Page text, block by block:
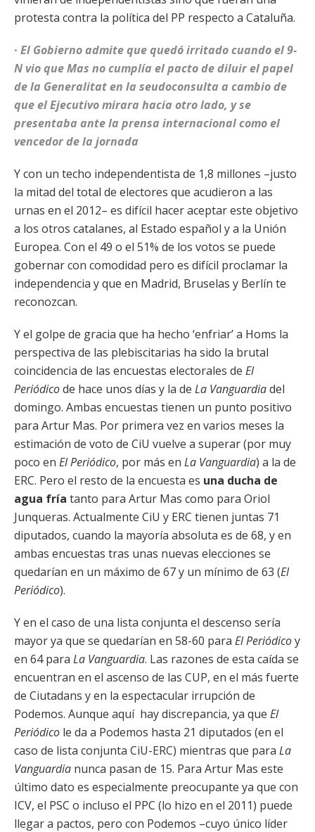
protesta contra la política del PP respecto a Cataluña.
· El Gobierno admite que quedó irritado cuando el 9-
N vio que Mas no cumplía el pacto de diluir el papel
de la Generalitat en la seudoconsulta a cambio de
que el Ejecutivo mirara hacia otro lado, y se
presentaba ante la prensa internacional como el
vencedor de la jornada
Y con un techo independentista de 1,8 millones –justo
la mitad del total de electores que acudieron a las
urnas en el 2012– es difícil hacer aceptar este objetivo
a los otros catalanes, al Estado español y a la Unión
Europea. Con el 49 o el 51% de los votos se puede
gobernar con comodidad pero es difícil proclamar la
independencia y que en Madrid, Bruselas y Berlín te
reconozcan.
Y el golpe de gracia que ha hecho ‘enfriar’ a Homs la
perspectiva de las plebiscitarias ha sido la brutal
coincidencia de las encuestas electorales de El
Periódicode hace unos días y la de La Vanguardiadel
domingo. Ambas encuestas tienen un punto positivo
para Artur Mas. Por primera vez en varios meses la
estimación de voto de CiU vuelve a superar (por muy
poco en El Periódico, por más en La Vanguardia) a la de
ERC. Pero el resto de la encuesta es una ducha de
agua fría tanto para Artur Mas como para Oriol
Junqueras. Actualmente CiU y ERC tienen juntas 71
diputados, cuando la mayoría absoluta es de 68, y en
ambas encuestas tras unas nuevas elecciones se
quedarían en un máximo de 67 y un mínimo de 63 (El
Periódico).
Y en el caso de una lista conjunta el descenso sería
mayor ya que se quedarían en 58-60 para El Periódicoy
en 64 para La Vanguardia. Las razones de esta caída se
encuentran en el ascenso de las CUP, en el más fuerte
de Ciutadans y en la espectacular irrupción de
Podemos. Aunque aquí hay discrepancia, ya que El
Periódico le da a Podemos hasta 21 diputados (en el
caso de lista conjunta CiU-ERC) mientras que para La
Vanguardia nunca pasan de 15. Para Artur Mas este
último dato es especialmente preocupante ya que con
ICV, el PSC o incluso el PPC (lo hizo en el 2011) puede
llegar a pactos, pero con Podemos –cuyo único líder